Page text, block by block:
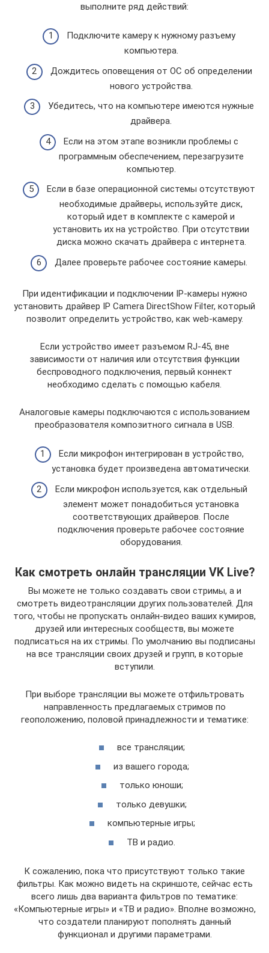
выполните ряд действий:
Подключите камеру к нужному разъему
компьютера.
Дождитесь оповещения от ОС об определении
нового устройства.
Убедитесь, что на компьютере имеются нужные
драйвера.
Если на этом этапе возникли проблемы с
программным обеспечением, перезагрузите
компьютер.
Если в базе операционной системы отсутствуют
необходимые драйверы, используйте диск,
который идет в комплекте с камерой и
установить их на устройство. При отсутствии
диска можно скачать драйвера с интернета.
Далее проверьте рабочее состояние камеры.
При идентификации и подключении IP-камеры нужно
установить драйвер IP Camera DirectShow Filter, который
позволит определить устройство, как web-камеру.
Если устройство имеет разъемом RJ-45, вне
зависимости от наличия или отсутствия функции
беспроводного подключения, первый коннект
необходимо сделать с помощью кабеля.
Аналоговые камеры подключаются с использованием
преобразователя композитного сигнала в USB.
Если микрофон интегрирован в устройство,
установка будет произведена автоматически.
Если микрофон используется, как отдельный
элемент может понадобиться установка
соответствующих драйверов. После
подключения проверьте рабочее состояние
оборудования.
Как смотреть онлайн трансляции VK Live?
Вы можете не только создавать свои стримы, а и
смотреть видеотрансляции других пользователей. Для
того, чтобы не пропускать онлайн-видео ваших кумиров,
друзей или интересных сообществ, вы можете
подписаться на их стримы. По умолчанию вы подписаны
на все трансляции своих друзей и групп, в которые
вступили.
При выборе трансляции вы можете отфильтровать
направленность предлагаемых стримов по
геоположению, половой принадлежности и тематике:
все трансляции;
из вашего города;
только юноши;
только девушки;
компьютерные игры;
ТВ и радио.
К сожалению, пока что присутствуют только такие
фильтры. Как можно видеть на скриншоте, сейчас есть
всего лишь два варианта фильтров по тематике:
«Компьютерные игры» и «ТВ и радио». Вполне возможно,
что создатели планируют пополнять данный
функционал и другими параметрами.